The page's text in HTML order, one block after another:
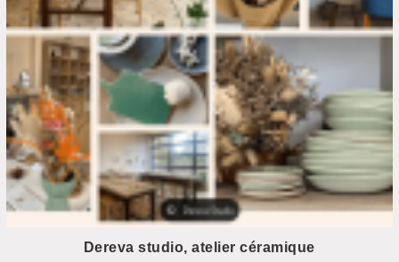
Dereva studio, atelier céramique